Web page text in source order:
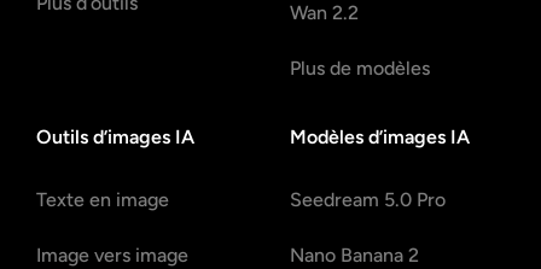
Wan 2.2
Plus de modèles
Outils d’images IA
Texte en image
Image vers image
Modèles d’images IA
Seedream 5.0 Pro
Nano Banana 2